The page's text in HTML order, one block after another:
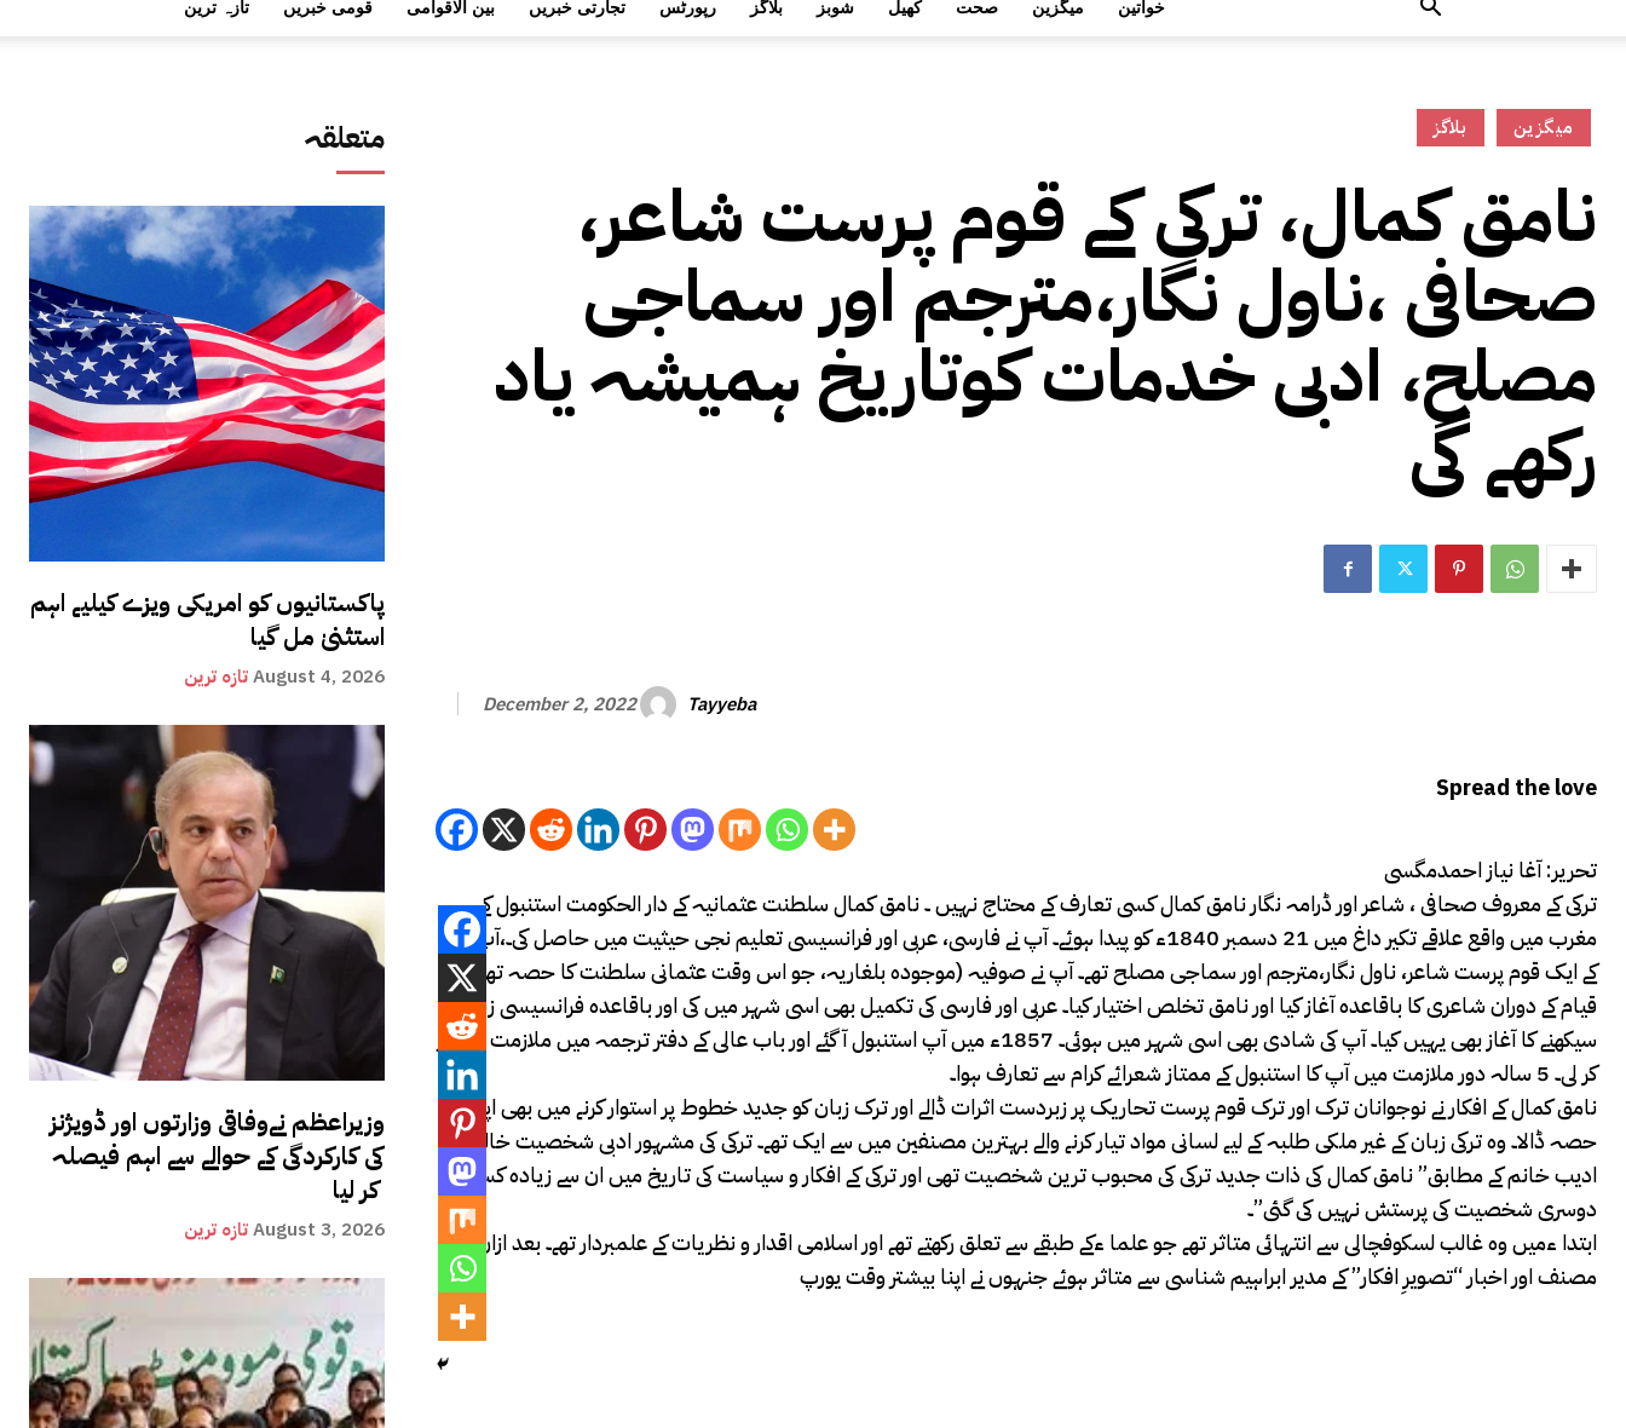
تازہ ترین قومی خبریں بین الاقوامی تجارتی خبریں رپورٹس بلاگز شوبز کھیل صحت میگزین خواتین
متعلقہ
پاکستانیوں کو امریکی ویزے کیلیے اہم
استثنیٰ مل گیا
تازہ ترینAugust 4, 2026
وزیراعظم نےوفاقی وزارتوں اور ڈویژنز
کی کارکردگی کے حوالے سے اہم فیصلہ
کر لیا
تازہ ترینAugust 3, 2026
بلاگز میگزین
نامق کمال، ترکی کے قوم پرست شاعر،
صحافی ،ناول نگار،مترجم اور سماجی
مصلح، ادبی خدمات کوتاریخ ہمیشہ یاد
رکھے گی
December 2, 2022 Tayyeba
Spread the love
تحریر: آغا نیاز احمدمگسی
ترکی کے معروف صحافی ، شاعر اور ڈرامہ نگار نامق کمال کسی تعارف کے محتاج نہیں‌ ۔ نامق کمال سلطنت عثمانیہ کے دار الحکومت استنبول کے
مغرب میں واقع علاقے تکیر داغ میں 21 دسمبر 1840ء کو پیدا ہوئے۔ آپ نے فارسی، عربی اور فرانسیسی تعلیم نجی حیثیت میں حاصل کی۔،آپ ترکی
کے ایک قوم پرست شاعر، ناول نگار،مترجم اور سماجی مصلح تھے۔ آپ نے صوفیہ (موجودہ بلغاریہ، جو اس وقت عثمانی سلطنت کا حصہ تھا) کے
قیام کے دوران شاعری کا باقاعدہ آغاز کیا اور نامق تخلص اختیار کیا۔ عربی اور فارسی کی تکمیل بھی اسی شہر میں کی اور باقاعدہ فرانسیسی زبان
سیکھنے کا آغاز بھی یہیں کیا۔ آپ کی شادی بھی اسی شہر میں ہوئی۔ 1857ء میں آپ استنبول آ گئے اور باب عالی کے دفتر ترجمہ میں ملازمت اختیار
کر لی۔ 5 سالہ دور ملازمت میں آپ کا استنبول کے ممتاز شعرائے کرام سے تعارف ہوا۔
نامق کمال کے افکار نے نوجوانان ترک اور ترک قوم پرست تحاریک پر زبردست اثرات ڈالے اور ترک زبان کو جدید خطوط پر استوار کرنے میں بھی اپنا
حصہ ڈالا۔ وہ ترکی زبان کے غیر ملکی طلبہ کے لیے لسانی مواد تیار کرنے والے بہترین مصنفین میں سے ایک تھے۔ ترکی کی مشہور ادبی شخصیت خالدہ
ادیب خانم کے مطابق” نامق کمال کی ذات جدید ترکی کی محبوب ترین شخصیت تھی اور ترکی کے افکار و سیاست کی تاریخ میں ان سے زیادہ کسی
دوسری شخصیت کی پرستش نہیں کی گئی”۔
ابتدا ءمیں وہ غالب لسکوفچالی سے انتہائی متاثر تھے جو علما ءکے طبقے سے تعلق رکھتے تھے اور اسلامی اقدار و نظریات کے علمبردار تھے۔ بعد ازاں وہ
مصنف اور اخبار “تصویرِ افکار” کے مدیر ابراہیم شناسی سے متاثر ہوئے جنہوں نے اپنا بیشتر وقت یورپ